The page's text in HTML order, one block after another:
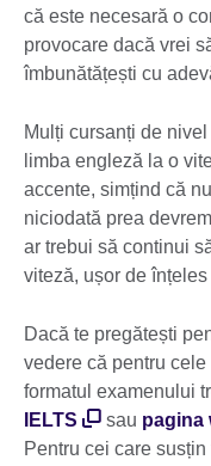
că este necesară o
provocare dacă vrei
îmbunătățești cu
Mulți cursanți de
limba engleză la o
accente, simțind că
niciodată prea
ar trebui să continui
viteză, ușor de
Dacă te pregătești
vedere că pentru
formatul examenului
IELTS
sau pagina
Pentru cei care